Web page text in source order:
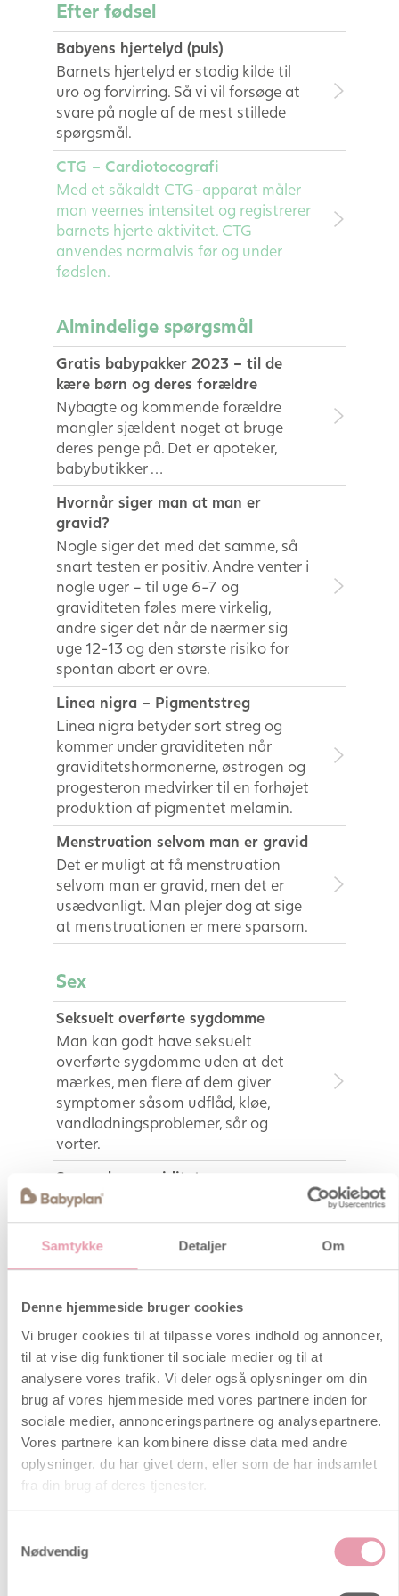
Samtykke Detaljer Om
Denne hjemmeside bruger cookies
Vi bruger cookies til at tilpasse vores indhold og annoncer,
til at vise dig funktioner til sociale medier og til at
analysere vores trafik. Vi deler også oplysninger om din
brug af vores hjemmeside med vores partnere inden for
sociale medier, annonceringspartnere og analysepartnere.
Vores partnere kan kombinere disse data med andre
oplysninger, du har givet dem, eller som de har indsamlet
fra din brug af deres tjenester.
Nødvendig
Efter fødsel
Babyens hjertelyd (puls)
Barnets hjertelyd er stadig kilde til
uro og forvirring. Så vi vil forsøge at
svare på nogle af de mest stillede
spørgsmål.
CTG – Cardiotocografi
Med et såkaldt CTG-apparat måler
man veernes intensitet og registrerer
barnets hjerte aktivitet. CTG
anvendes normalvis før og under
fødslen.
Almindelige spørgsmål
Gratis babypakker 2023 – til de
kære børn og deres forældre
Nybagte og kommende forældre
mangler sjældent noget at bruge
deres penge på. Det er apoteker,
babybutikker …
Hvornår siger man at man er
gravid?
Nogle siger det med det samme, så
snart testen er positiv. Andre venter i
nogle uger – til uge 6-7 og
graviditeten føles mere virkelig,
andre siger det når de nærmer sig
uge 12-13 og den største risiko for
spontan abort er ovre.
Linea nigra – Pigmentstreg
Linea nigra betyder sort streg og
kommer under graviditeten når
graviditetshormonerne, østrogen og
progesteron medvirker til en forhøjet
produktion af pigmentet melamin.
Menstruation selvom man er gravid
Det er muligt at få menstruation
selvom man er gravid, men det er
usædvanligt. Man plejer dog at sige
at menstruationen er mere sparsom.
Sex
Seksuelt overførte sygdomme
Man kan godt have seksuelt
overførte sygdomme uden at det
mærkes, men flere af dem giver
symptomer såsom udflåd, kløe,
vandladningsproblemer, sår og
vorter.
Sex under graviditeten
Det er helt normalt at de seksuelle
følelser ændrer sig for både mænd
og kvinder under og efter
for andre kan opleves som
Klamydia under graviditet
Klamydia skyldes en bakterie, og
smitter når slimhinder kommer i
kontakt med hinanden, som for
eksempel ved samleje uden kondom,
eller under en fødsel. Læs om
klamydias indvirken under graviditet
Sundhed